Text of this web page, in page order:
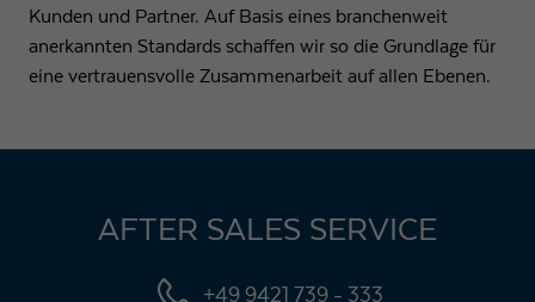
Kunden und Partner. Auf Basis eines branchenweit
anerkannten Standards schaffen wir so die Grundlage für
eine vertrauensvolle Zusammenarbeit auf allen Ebenen.
AFTER SALES SERVICE
+49 9421 739 - 333
Anbieter Google LLC
Registriert eine eindeutige ID, die verwendet wird,